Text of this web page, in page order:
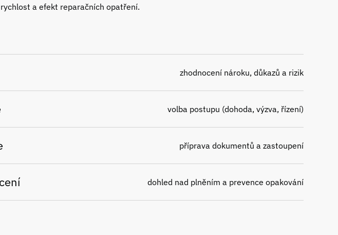
a efekt reparačních opatření.
zhodnocení nároku, důkazů a rizik
volba postupu (dohoda, výzva, řízení)
příprava dokumentů a zastoupení
dohled nad plněním a prevence opakování